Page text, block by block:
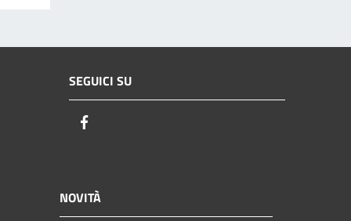
SEGUICI SU
NOVITÀ